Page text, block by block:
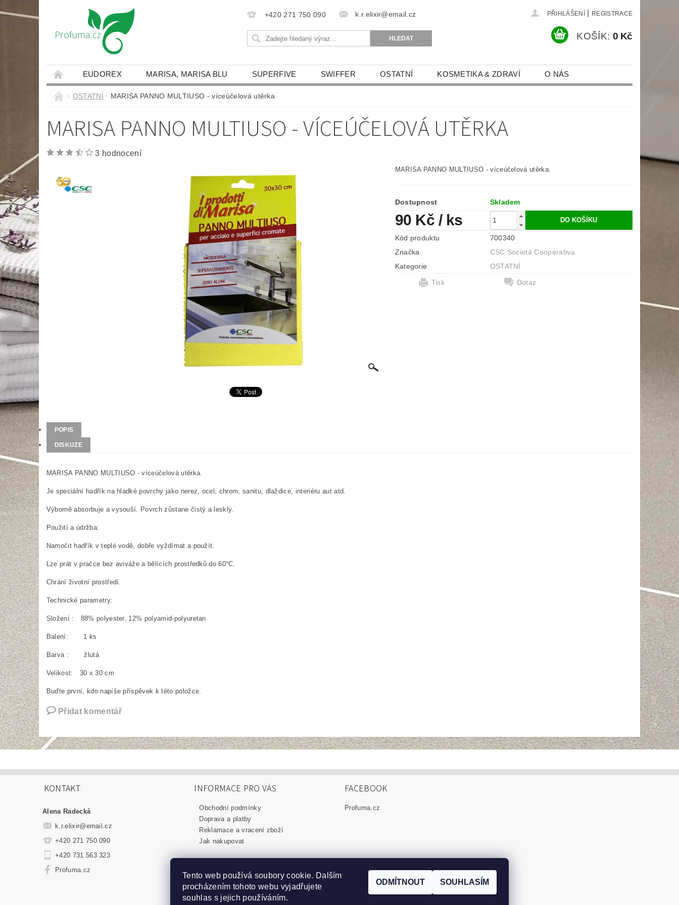
+420 271 750 090 k.r.elixir@email.cz PŘIHLÁŠENÍ REGISTRACE
KOŠÍK: 0 Kč
EUDOREX MARISA, MARISA BLU SUPERFIVE SWIFFER OSTATNÍ KOSMETIKA & ZDRAVÍ O NÁS
JAK NAKUPOVAT DOPRAVA A PLATBY REKLAMACE A VRACENÍ ZBOŽÍ
OSTATNÍ MARISA PANNO MULTIUSO - víceúčelová utěrka
MARISA PANNO MULTIUSO - VÍCEÚČELOVÁ UTĚRKA
3 hodnocení
MARISA PANNO MULTIUSO - víceúčelová utěrka.
Dostupnost Skladem
90 Kč / ks
Kód produktu
700340
Značka
CSC Societá Cooperativa
Kategorie
OSTATNÍ
Tisk
Dotaz
POPIS
DISKUZE
MARISA PANNO MULTIUSO - víceúčelová utěrka.
Je speciální hadřík na hladké povrchy jako nerez, ocel, chrom, sanitu, dlaždice, interiéru aut atd.
Výborně absorbuje a vysouší. Povrch zůstane čistý a lesklý.
Použití a údržba:
Namočit hadřík v teplé vodě, dobře vyždímat a použít.
Lze prát v pračce bez aviváže a bělících prostředků do 60°C.
Chrání životní prostředí.
Technické parametry:
Složení : 88% polyester, 12% polyamid-polyuretan
Balení: 1 ks
Barva : žlutá
Velikost: 30 x 30 cm
Buďte první, kdo napíše příspěvek k této položce.
Přidat komentář
KONTAKT
Alena Radecká
k.r.elixir@email.cz
+420 271 750 090
+420 731 563 323
Profuma.cz
INFORMACE PRO VÁS
Obchodní podmínky
Doprava a platby
Reklamace a vracení zboží
Jak nakupovat
FACEBOOK
Profuma.cz
marisa-produkty.cz eudorex.cz
Tento web používá soubory cookie. Dalším
procházením tohoto webu vyjadřujete
souhlas s jejich používáním.
ODMÍTNOUT SOUHLASÍM